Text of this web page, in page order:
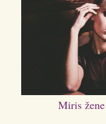
Miris